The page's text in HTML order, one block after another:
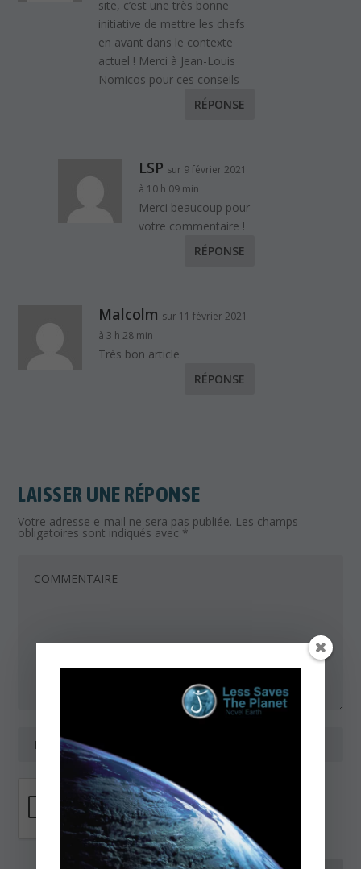
site, c’est une très bonne
initiative de mettre les chefs
en avant dans le contexte
actuel ! Merci à Jean-Louis
Nomicos pour ces conseils
RÉPONSE
LSP sur 9 février 2021
à 10 h 09 min
Merci beaucoup pour
votre commentaire !
RÉPONSE
Malcolm sur 11 février 2021
à 3 h 28 min
Très bon article
RÉPONSE
LAISSER UNE RÉPONSE
Votre adresse e-mail ne sera pas publiée. Les champs
obligatoires sont indiqués avec *